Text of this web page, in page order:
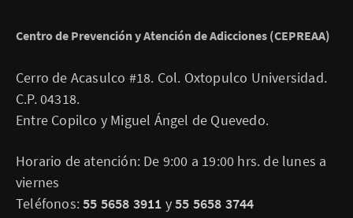
Centro de Prevención y Atención de Adicciones (CEPREAA)
Cerro de Acasulco #18. Col. Oxtopulco Universidad.
C.P. 04318.
Entre Copilco y Miguel Ángel de Quevedo.
Horario de atención: De 9:00 a 19:00 hrs. de lunes a
viernes
Teléfonos:55 5658 3911 y55 5658 3744